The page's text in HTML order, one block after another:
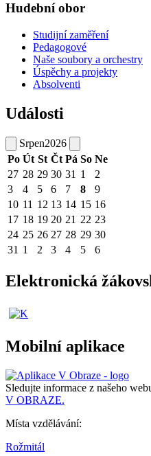
Hudební obor
Studijní zaměření
Pedagogové
Naše soubory a orchestry
Úspěchy a projekty
Absolventi
Události
Srpen2026
Po Út St Čt Pá So Ne
27 28 29 30 31 1
2
3
4 5 6 7 8
9
10 11 12 13 14 15 16
17 18 19 20 21 22 23
24 25 26 27 28 29 30
31 1 2 3 4 5 6
Elektronická
Mobilní aplikace
Sledujte informace z našeho
V OBRAZE.
Místa vzdělávání:
Rožmitál